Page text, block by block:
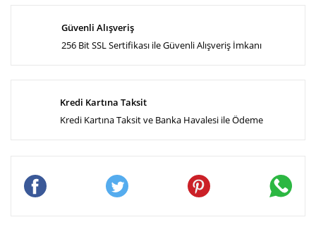
Güvenli Alışveriş
256 Bit SSL Sertifikası ile Güvenli Alışveriş İmkanı
Kredi Kartına Taksit
Kredi Kartına Taksit ve Banka Havalesi ile Ödeme